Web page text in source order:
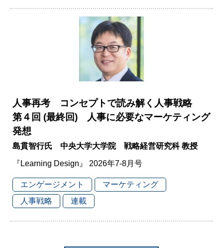
人事再考 コンセプトで読み解く人事戦略
第４回 (最終回) 人事に必要なマーケティング
発想
島貫智行氏 中央大学大学院 戦略経営研究科 教授
『Learning Design』 2026年7-8月号
エンゲージメント
マーケティング
人事戦略
連載